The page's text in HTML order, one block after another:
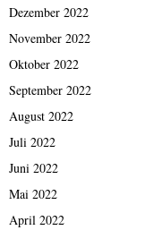
Dezember 2022
November 2022
Oktober 2022
September 2022
August 2022
Juli 2022
Juni 2022
Mai 2022
April 2022